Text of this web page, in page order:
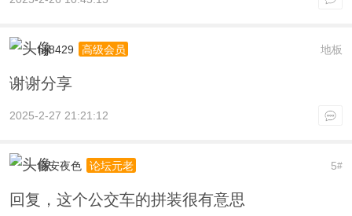
地板
hjj8429 高级会员
谢谢分享
2025-2-27 21:21:12
5#
临安夜色 论坛元老
回复，这个公交车的拼装很有意思